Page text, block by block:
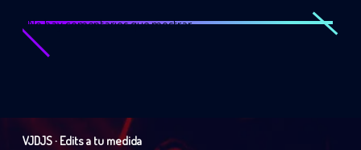
No hay comentarios que mostrar.
VJDJS · Edits a tu medida